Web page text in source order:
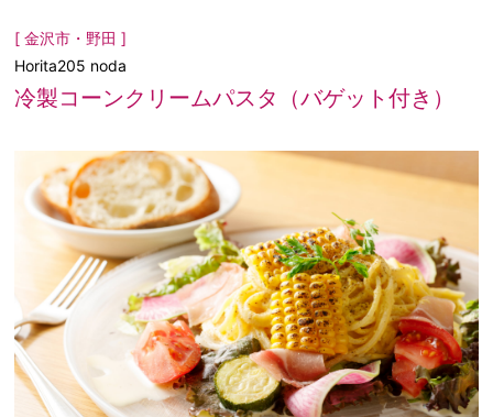
[ 金沢市・野田 ]
Horita205 noda
冷製コーンクリームパスタ（バゲット付き）